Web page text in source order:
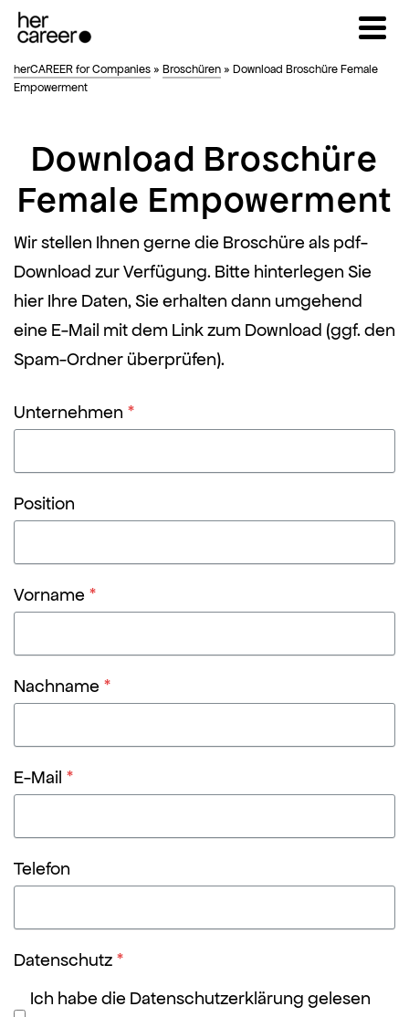
herCAREER for Companies » Broschüren » Download Broschüre Female
Empowerment
Download Broschüre
Female Empowerment
Wir stellen Ihnen gerne die Broschüre als pdf-
Download zur Verfügung. Bitte hinterlegen Sie
hier Ihre Daten, Sie erhalten dann umgehend
eine E-Mail mit dem Link zum Download (ggf. den
Spam-Ordner überprüfen).
Unternehmen *
Position
Vorname *
Nachname *
E-Mail *
Telefon
Datenschutz *
Ich habe die Datenschutzerklärung gelesen